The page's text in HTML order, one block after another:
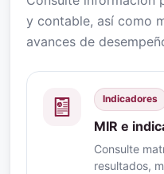
y contable, así como
avances de
Indicadores
MIR e
Consulte
resultados,